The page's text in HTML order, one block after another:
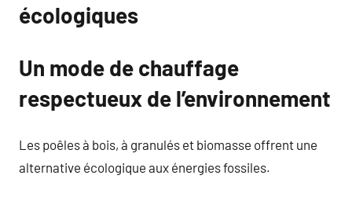
écologiques
Un mode de chauffage
respectueux de l’environnement
Les poêles à bois, à granulés et biomasse offrent une
alternative écologique aux énergies fossiles.